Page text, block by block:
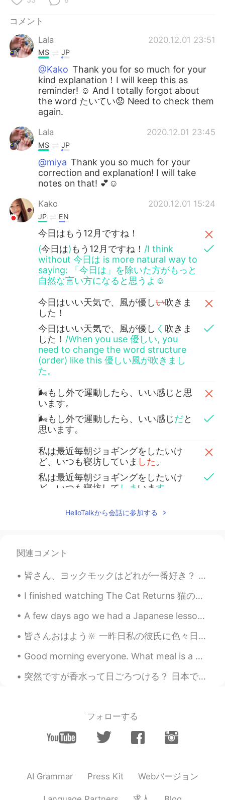
コメント
Lala
2020.12.01 23:51
MS JP
@Kako Thank you for so much for your
kind explanation！I will keep this as
reminder! ☺️ And I totally forgot about
the word たいてい😟 Need to check them
again.
Lala 2020.12.01 23:45
MS JP
@miya Thank you so much for your
correction and explanation! I will take
notes on that! 💕☺️
Kako 2020.12.01 15:24
JP EN
今日はもう12月ですね！
(今日は)もう12月ですね！ /I think
without 今日は is more natural way to
saying: 「今日は」を除いた方がもっと
自然な言い方になると思うよ☺️
今日はいい天気で、風が優しい吹きま
した！
今日はいい天気で、風が優し く 吹きま
した！ /When you use 優しい, you
need to change the word structure
(order) like this 優しい風が吹きまし
た。
🌬もし外で運動したら、いい感じと思
います。
🌬もし外で運動したら、いい感じだと
思います。
私は最近毎朝ジョギングをしたいけ
ど、いつも寝坊していました。
私は最近毎朝ジョギングをしたいけ
ど、いつも寝坊して しま います
🤣 5時頃起きたいが、ほとんど7時に起
would say たいていinstead of ほとん
word in dictionary, its meaning is
looking down the meaning list, you
can find たいてい.
太陽はもうのば て、その時暑くなり ま
した。
太陽はもうのぼって、そと(outside)
す。
🌤 結局は家で運動しました。
miya 2020.12.01 14:55
今日はもう12月ですね！
this without 「今日は」It's sounds
HelloTalkから会話に参加する
関連コメント
皆さん、ヨックモックはどれが一番好き？ 最後にほとんどすべてヨックモックのフレーバーをやってみた！全部美味しかったけど、一番好きのはマカダミアです。シーズナルフレーバーもあるですね。なんか、桜の...
I finished watching The Cat Returns 猫の恩返しを見終わった！ I watched them a few times already, but I still...
A few days ago we had a Japanese lesson session with our very amazing Japanese sensei kaho-san! ...
皆さんおはよう🔆 一昨日私の彼氏に色々日本のスナックを送りました。本当に幸せでした！彼は私がキャラメルを一番好きも知ってたと、キャラメルを最も買いました！4パックです！😍 でも、家の中で暇な...
Good morning everyone. What meal is a popular breakfast meal in your city? In my city, this is po...
突然ですが香水って日ごろつける？ 日本でどんな香水は人気？ とにかく、この香水ブランドを紹介したい！ ペンハリガンって知ってる？ ペンハリガンはイギリスで1870年に創設した このブランドは王室...
フォローする
AI Grammar Press Kit Webバージョン